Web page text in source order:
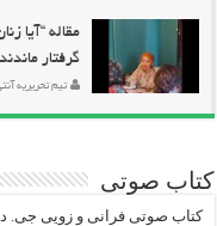
مقاله “آیا
گرفتار
تیم تحریریه
کتاب صوتی
کتاب صوتی فرانی و زویی جی‌.